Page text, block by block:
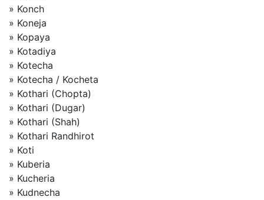
» Konch
» Koneja
» Kopaya
» Kotadiya
» Kotecha
» Kotecha / Kocheta
» Kothari (Chopta)
» Kothari (Dugar)
» Kothari (Shah)
» Kothari Randhirot
» Koti
» Kuberia
» Kucheria
» Kudnecha